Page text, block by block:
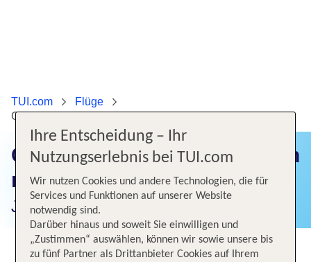
TUI.com
Flüge
Günstige Flüge von München nach Vancouver
Günstige Flüge von München
nach Vancouver
Jetzt Flugangebote finden!
Ihre Entscheidung – Ihr
Nutzungserlebnis bei TUI.com
Wir nutzen Cookies und andere Technologien, die für
Services und Funktionen auf unserer Website
notwendig sind.
Darüber hinaus und soweit Sie einwilligen und
„Zustimmen“ auswählen, können wir sowie unsere bis
zu fünf Partner als Drittanbieter Cookies auf Ihrem